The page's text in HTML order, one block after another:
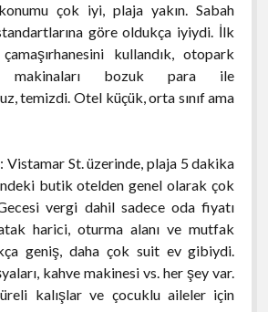
çok iyi, plaja yakın. Sabah
göre oldukça iyiydi. İlk
kullandık, otopark
makinaları bozuk para ile
temizdi. Otel küçük, orta sınıf ama
: Vistamar St. üzerinde, plaja 5 dakika
butik otelden genel olarak çok
vergi dahil sadece oda fiyatı
harici, oturma alanı ve mutfak
geniş, daha çok suit ev gibiydi.
kahve makinesi vs. her şey var.
kalışlar ve çocuklu aileler için